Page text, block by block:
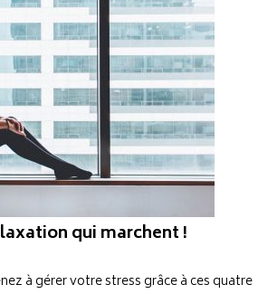
qui marchent !
à gérer votre stress grâce à ces quatre